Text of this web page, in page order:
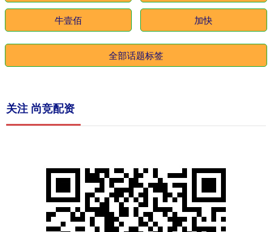
牛壹佰 加快
全部话题标签
关注 尚竞配资